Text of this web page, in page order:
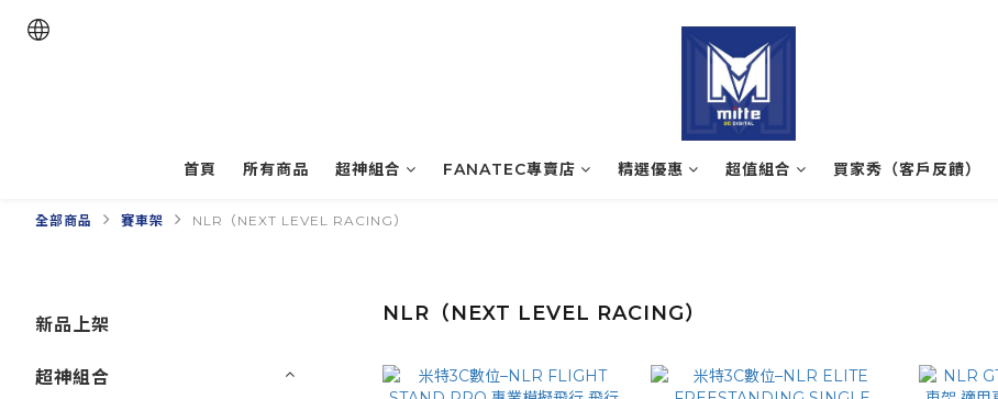
首頁 所有商品 超神組合 FANATEC專賣店 精選優惠 超值組合 買家秀（客戶反饋）
全部商品 賽車架 NLR（NEXT LEVEL RACING）
新品上架
超神組合
NLR（NEXT LEVEL RACING）